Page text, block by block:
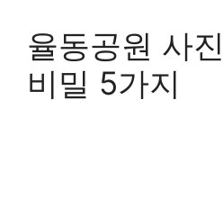
율동공원 사
비밀 5가지